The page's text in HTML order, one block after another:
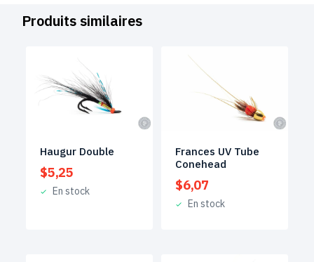
Produits similaires
Haugur Double
$5,25
En stock
Frances UV Tube
Conehead
$6,07
En stock